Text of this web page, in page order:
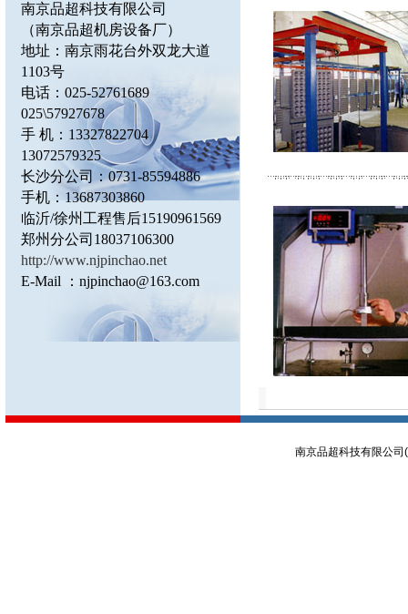
南京品超科技有限公司
（南京品超机房设备厂）
地址：南京雨花台外双龙大道
1103号
电话：025-52761689
025\57927678
手 机：13327822704
13072579325
长沙分公司：0731-85594886
手机：13687303860
临沂/徐州工程售后15190961569
郑州分公司18037106300
http://www.njpinchao.net
E-Mail
： njpinchao@163.com
南京品超科技有限公